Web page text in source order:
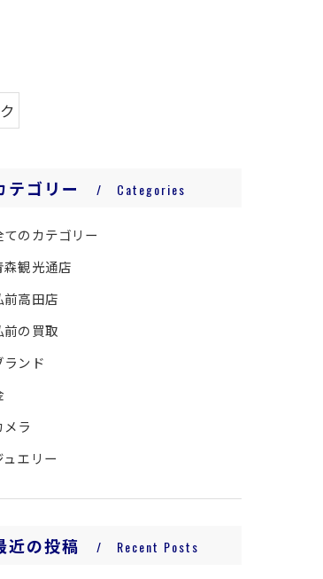
テゴリー Categories
てのカテゴリー
森観光通店
前高田店
前の買取
ランド
メラ
ュエリー
近の投稿 Recent Posts